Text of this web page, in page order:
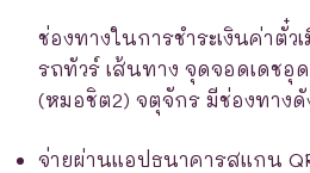
ช่องทางในการชำระเงินค่าตั๋ว
รถทัวร์ เส้นทาง จุดจอดเดชอุ
(หมอชิต2) จตุจักร มีช่องทาง
จ่ายผ่านแอปธนาคารสแกน